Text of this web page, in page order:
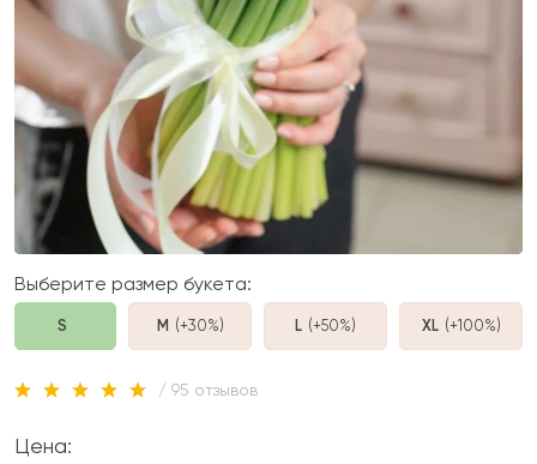
Выберите размер букета:
S M (+30%) L (+50%) XL (+100%)
/ 95 отзывов
Цена: